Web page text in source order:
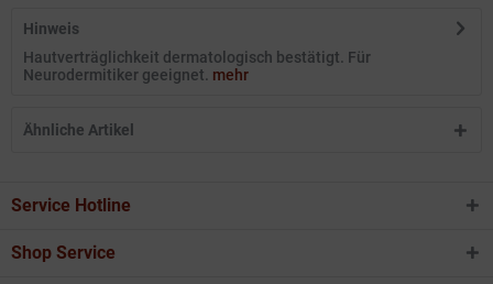
Hinweis
Hautverträglichkeit dermatologisch bestätigt. Für
Neurodermitiker geeignet. mehr
Ähnliche Artikel
Service Hotline
Shop Service